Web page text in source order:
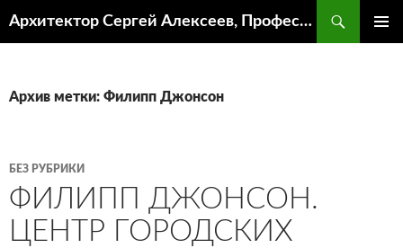
Архитектор Сергей Алексеев, Профессор кафедры ИА и АР ААИ ЮФУ
Архив метки: Филипп Джонсон
БЕЗ РУБРИКИ
ФИЛИПП ДЖОНСОН.
ЦЕНТР ГОРОДСКИХ